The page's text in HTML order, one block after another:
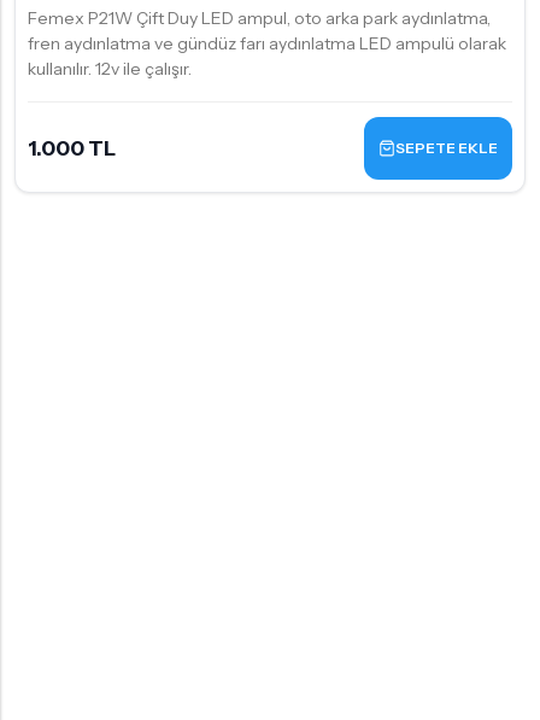
Femex P21W Çift Duy LED ampul, oto arka park aydınlatma,
fren aydınlatma ve gündüz farı aydınlatma LED ampulü olarak
kullanılır. 12v ile çalışır.
1.000 TL SEPETE EKLE